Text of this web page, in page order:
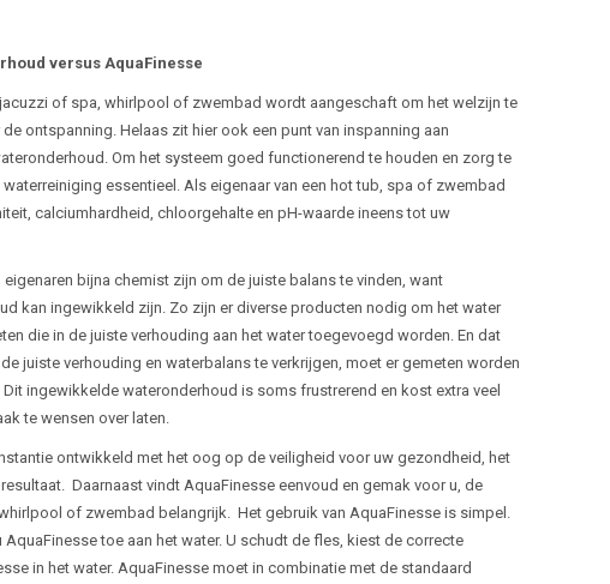
versus AquaFinesse
of spa, whirlpool of zwembad wordt aangeschaft om het welzijn te
ontspanning. Helaas zit hier ook een punt van inspanning aan
Om het systeem goed functionerend te houden en zorg te
essentieel. Als eigenaar van een hot tub, spa of zwembad
calciumhardheid, chloorgehalte en pH-waarde ineens tot uw
bijna chemist zijn om de juiste balans te vinden, want
kan ingewikkeld zijn. Zo zijn er diverse producten nodig om het water
die in de juiste verhouding aan het water toegevoegd worden. En dat
juiste verhouding en waterbalans te verkrijgen, moet er gemeten worden
ingewikkelde wateronderhoud is soms frustrerend en kost extra veel
te wensen over laten.
ontwikkeld met het oog op de veiligheid voor uw gezondheid, het
Daarnaast vindt AquaFinesse eenvoud en gemak voor u, de
of zwembad belangrijk. Het gebruik van AquaFinesse is simpel.
AquaFinesse toe aan het water. U schudt de fles, kiest de correcte
in het water. AquaFinesse moet in combinatie met de standaard